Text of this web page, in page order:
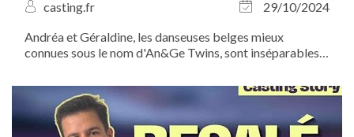
casting.fr
29/10/2024
Andréa et Géraldine, les danseuses belges mieux
connues sous le nom d'An&Ge Twins, sont inséparables,
looks identiques, même coupe de cheveux : impossible
de ne pas les confondre ! À...